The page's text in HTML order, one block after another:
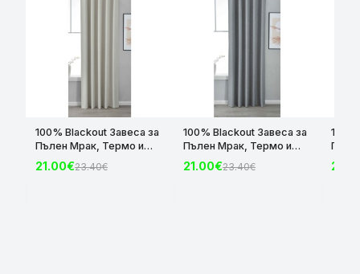
100% Blackout Завеса за
Пълен Мрак, Термо и
Шумоизолираща с
коланче цвят Крем,
21.00€23.40€
100% Blackout Завеса за
Пълен Мрак, Термо и
Шумоизолираща с
коланче цвят Сив,
21.00€23.40€